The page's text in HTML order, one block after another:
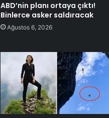
ABD’nin planı ortaya çıktı!
Binlerce asker saldıracak
Ağustos 6, 2026